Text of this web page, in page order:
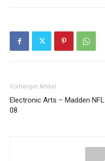
Vorheriger Artikel
Electronic Arts – Madden NFL
08